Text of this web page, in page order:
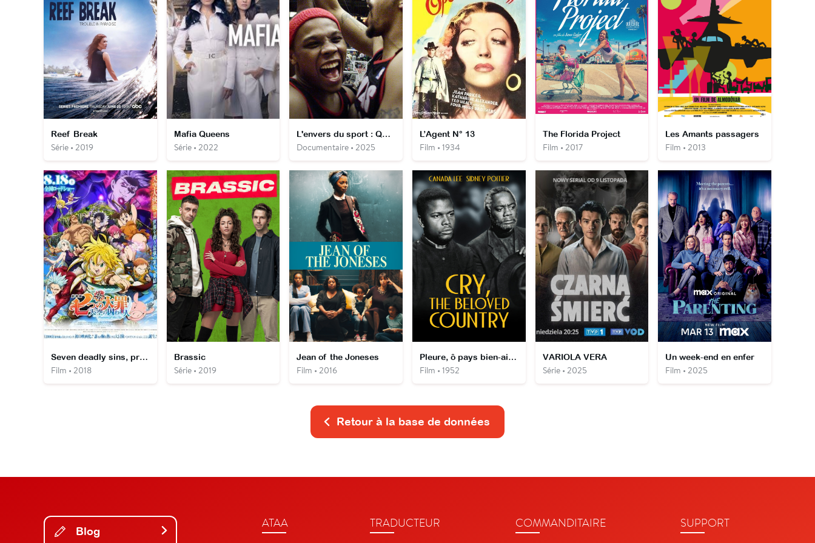
Reef Break
Série • 2019
Mafia Queens
Série • 2022
L'envers du sport : Qui a peur des Jail Blazers ?
Documentaire • 2025
L’Agent N° 13
Film • 1934
The Florida Project
Film • 2017
Les Amants passagers
Film • 2013
Seven deadly sins, prisoners of the sky
Film • 2018
Brassic
Série • 2019
Jean of the Joneses
Film • 2016
Pleure, ô pays bien-aimé
Film • 1952
VARIOLA VERA
Série • 2025
Un week-end en enfer
Film • 2025
Retour à la base de données
Blog
ATAA TRADUCTEUR COMMANDITAIRE SUPPORT